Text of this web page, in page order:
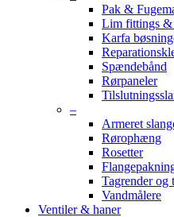
Pak &
Lim fittings &
Karfa
Spændebånd
Rørpaneler
–
Armeret
Rørophæng
Rosetter
Tagrender og
Vandmålere
Ventiler & haner